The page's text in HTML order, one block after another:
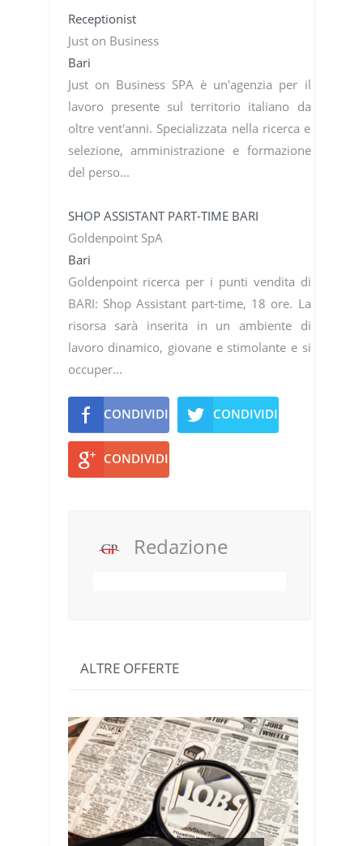
Receptionist
Just on Business
Bari
Just on Business SPA è un'agenzia per il
lavoro presente sul territorio italiano da
oltre vent'anni. Specializzata nella ricerca e
selezione, amministrazione e formazione
del perso...
SHOP ASSISTANT PART-TIME BARI
Goldenpoint SpA
Bari
Goldenpoint ricerca per i punti vendita di
BARI: Shop Assistant part-time, 18 ore. La
risorsa sarà inserita in un ambiente di
lavoro dinamico, giovane e stimolante e si
occuper...
CONDIVIDI CONDIVIDI
CONDIVIDI
Redazione
ALTRE OFFERTE